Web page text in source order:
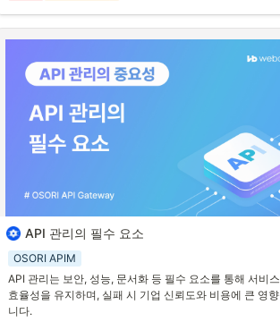
API Gateway는 일종의 "수문장" 역할을 합니다. 다양한 클
고 적절한 서버로 전달합니다. 이는
데이터 유출이나 보안
하는 데 큰 도움이 됩니다. 또한, API Gateway는
트
율적으로 분산시켜 서버의 부담을 줄이고, 성능을 최적화
3. 다양한 클라이언트 디바이스와의 통신
뿐만 아니라, API Gateway는
다양한 클라이언트 디바이
할 수 있도록 도와줍니다. 이는 모바일 앱, 웹 브라우저,
스 등 다양한 환경에서 원활한 통신을 가능하게 합니다. 예
를 받아 적절한 형식으로 변환
의 응답을 다시 모바일 앱에 맞게 변환하여 사용자에게 전
4. API Gateway 도입의 주요 이점
1. API 관리의 중요성과 보안
API 관리는 중요합니다. API 관리의 필수 요소를 잘 이해
하면, 더 나은 서비스와 높은 성능을 제공할 수 있습니다.
API 관리의 필수 요소에는 어떤 것들이 있을까요?
API 관리의 필수 요소
OSORI APIM
API 관리는 보안, 성능, 문서화 등 필수 요소를 통해 서비
효율성을 유지하며, 실패 시 기업 신뢰도와 비용에 큰 영
니다.